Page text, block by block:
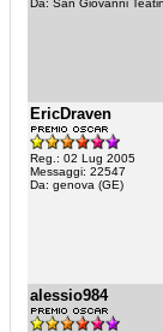
Da: San Giovanni
EricDraven
Reg.: 02 Lug 2005
Messaggi: 22547
Da: genova (GE)
alessio984